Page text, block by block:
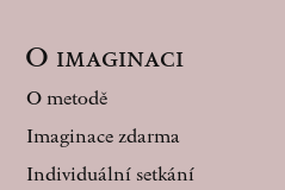
O imaginaci
O metodě
Imaginace zdarma
Individuální setkání